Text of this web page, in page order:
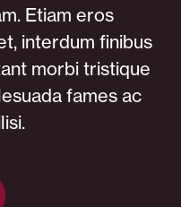
Etiam eros
interdum finibus
morbi tristique
fames ac